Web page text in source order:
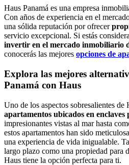
Haus Panamá es una empresa
Con años de experiencia en el
una sólida reputación por ofrecer
servicio excepcional. Si estás
invertir en el mercado inmobiliario
conocerás las mejores opciones de
Explora las mejores
Panamá con Haus
Uno de los aspectos sobresalientes de
apartamentos ubicados en enclaves
impresionantes vistas al mar hasta
estos apartamentos han sido
una experiencia de vida inigualable.
largo plazo como una propiedad para
Haus tiene la opción perfecta para ti.